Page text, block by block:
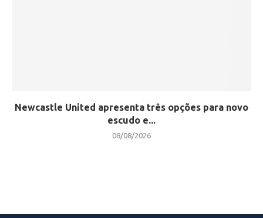
Newcastle United apresenta três opções para novo
escudo e...
08/08/2026